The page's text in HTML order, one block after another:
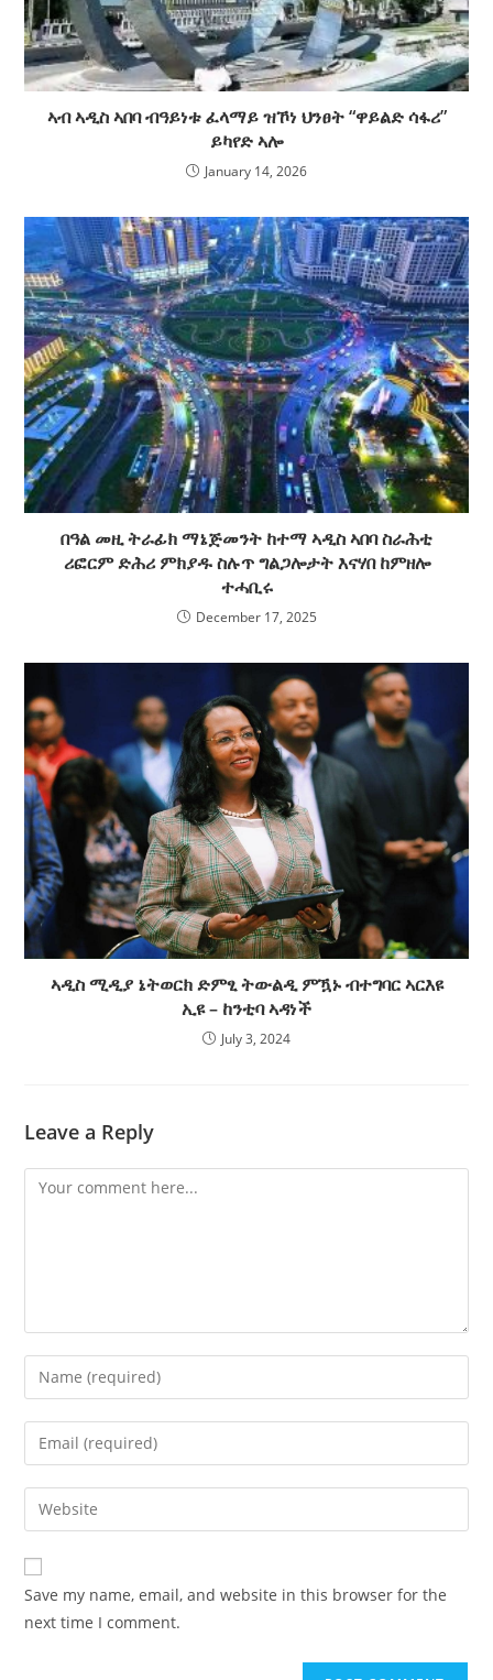
ኣብ ኣዲስ ኣበባ ብዓይነቱ ፈላማይ ዝኾነ ህንፀት “ዋይልድ ሳፋሪ”
ይካየድ ኣሎ
January 14, 2026
በዓል መዚ ትራፊክ ማኔጅመንት ከተማ ኣዲስ ኣበባ ስራሕቲ
ሪፎርም ድሕሪ ምክያዱ ስሉጥ ግልጋሎታት እናሃበ ከምዘሎ
ተሓቢሩ
December 17, 2025
ኣዲስ ሚዲያ ኔትወርክ ድምፂ ትውልዲ ምዃኑ ብተግባር ኣርእዩ
ኢዩ – ከንቲባ ኣዳነች
July 3, 2024
Leave a Reply
Save my name, email, and website in this browser for the
next time I comment.